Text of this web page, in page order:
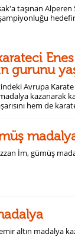
taşınan Alperen
Enes
gurunu
Avrupa Karate
kazanarak
hem de
İm, gümüş
altın madalya